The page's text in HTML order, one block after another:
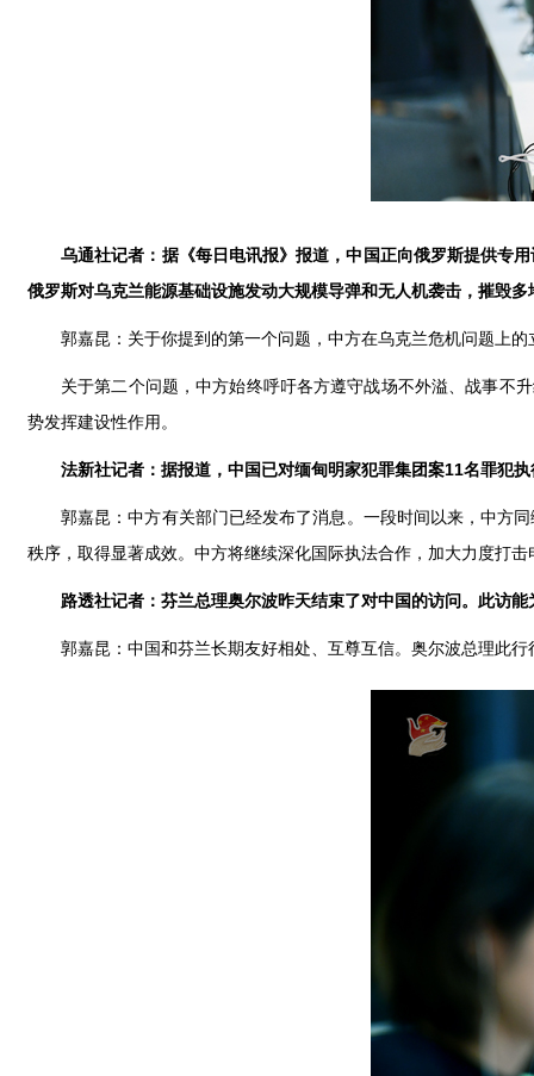
乌通社记者：据《每日电讯报》报道，中国正向俄罗斯提供专
俄罗斯对乌克兰能源基础设施发动大规模导弹和无人机袭击，摧毁
郭嘉昆：关于你提到的第一个问题，中方在乌克兰危机问题上
关于第二个问题，中方始终呼吁各方遵守战场不外溢、战事不
势发挥建设性作用。
法新社记者：据报道，中国已对缅甸明家犯罪集团案11名罪犯
郭嘉昆：中方有关部门已经发布了消息。一段时间以来，中方
秩序，取得显著成效。中方将继续深化国际执法合作，加大力度打
路透社记者：芬兰总理奥尔波昨天结束了对中国的访问。此访
郭嘉昆：中国和芬兰长期友好相处、互尊互信。奥尔波总理此